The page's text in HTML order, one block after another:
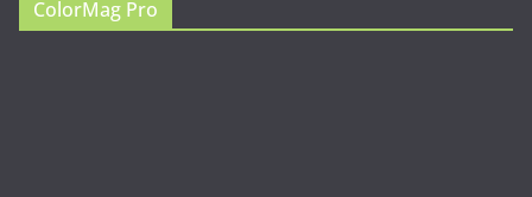
Ample